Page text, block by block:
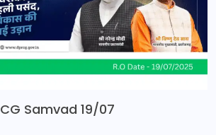
CG Samvad 19/07